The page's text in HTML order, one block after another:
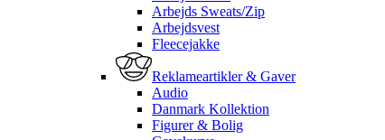
Arbejds Sweats/Zip
Arbejdsvest
Fleecejakke
Reklameartikler & Gaver
Audio
Danmark Kollektion
Figurer & Bolig